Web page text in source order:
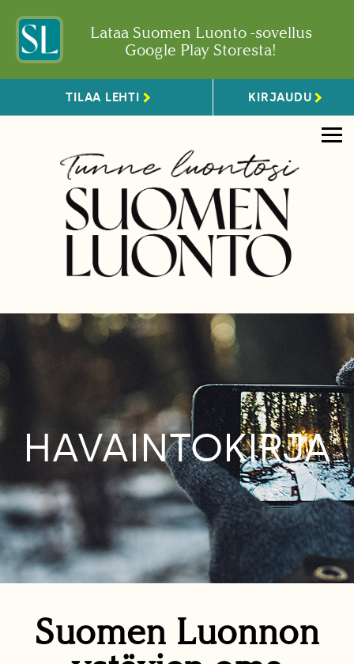
Lataa Suomen Luonto -sovellus
Google Play Storesta!
TILAA LEHTI KIRJAUDU
HAVAINTOKIRJA
Suomen Luonnon